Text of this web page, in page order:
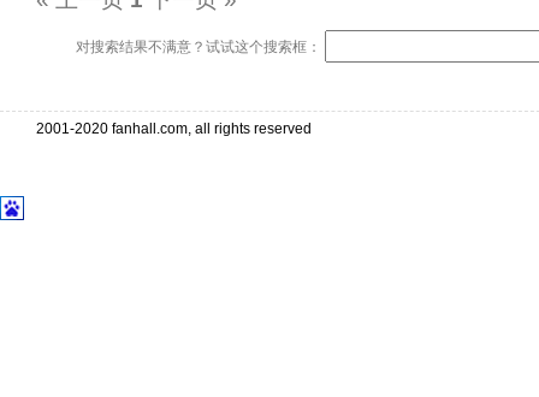
对搜索结果不满意？试试这个搜索框：
2001-2020 fanhall.com, all rights reserved